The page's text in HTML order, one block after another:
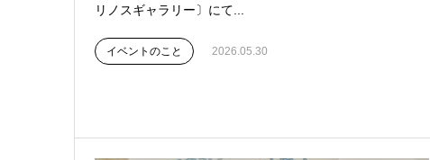
リノスギャラリー〕にて...
イベントのこと 2026.05.30